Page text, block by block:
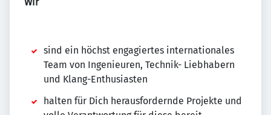
sind ein höchst engagiertes internationales
Team von Ingenieuren, Technik- Liebhabern
und Klang-Enthusiasten
halten für Dich herausfordernde Projekte und